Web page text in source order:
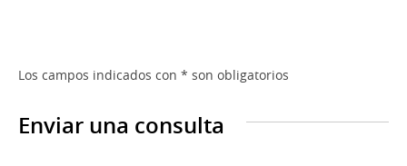
Los campos indicados con * son obligatorios
Enviar una consulta